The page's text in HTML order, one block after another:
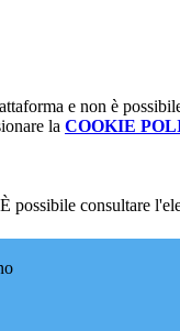
e non è
la COOKIE
possibile consultare